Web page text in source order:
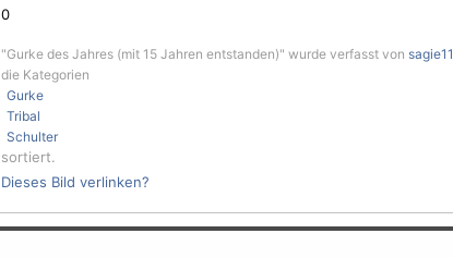
0
"Gurke des Jahres (mit 15 Jahren entstanden)" wurde verfasst von sagie11
die Kategorien
Gurke
Tribal
Schulter
sortiert.
Dieses Bild verlinken?